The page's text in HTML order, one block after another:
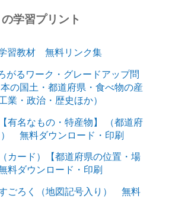
学習プリント
習教材 無料リンク集
がるワーク・グレードアップ問
の国土・都道府県・食べ物の産
業・政治・歴史ほか）
有名なもの・特産物】 （都道府
） 無料ダウンロード・印刷
カード）【都道府県の位置・場
料ダウンロード・印刷
ごろく（地図記号入り） 無料